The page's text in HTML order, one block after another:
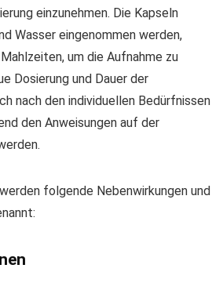
einzunehmen. Die Kapseln
Wasser eingenommen werden,
um die Aufnahme zu
Dosierung und Dauer der
nach den individuellen Bedürfnissen
den Anweisungen auf der
folgende Nebenwirkungen und